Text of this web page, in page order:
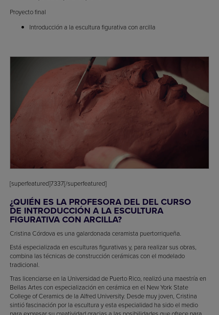
Proyecto final
Introducción a la escultura figurativa con arcilla
[superfeatured]7337[/superfeatured]
¿QUIÉN ES LA PROFESORA DEL DEL CURSO
DE INTRODUCCIÓN A LA ESCULTURA
FIGURATIVA CON ARCILLA?
Cristina Córdova es una galardonada ceramista puertorriqueña.
Está especializada en esculturas figurativas y, para realizar sus obras,
combina las técnicas de construcción cerámicas con el modelado
tradicional.
Tras licenciarse en la Universidad de Puerto Rico, realizó una maestría en
Bellas Artes con especialización en cerámica en el New York State
College of Ceramics de la Alfred University. Desde muy joven, Cristina
sintió fascinación por la escultura y esta especialidad ha sido el medio